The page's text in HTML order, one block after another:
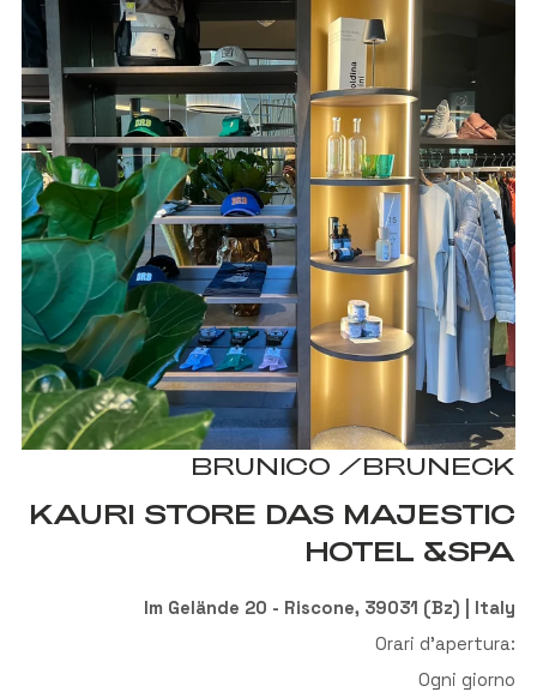
BRUNICO /BRUNECK
KAURI STORE DAS MAJESTIC
HOTEL &SPA
Im Gelände 20 - Riscone, 39031 (Bz) | Italy
Orari d'apertura:
Ogni giorno